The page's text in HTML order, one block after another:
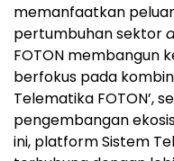
memanfaatkan
pertumbuhan sektor
FOTON membangun
berfokus pada
Telematika FOTON’,
pengembangan
ini, platform Sistem